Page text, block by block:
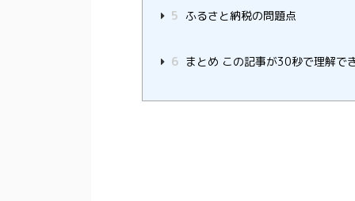
5 ふるさと納税の問題点
6 まとめ この記事が30秒で理解で